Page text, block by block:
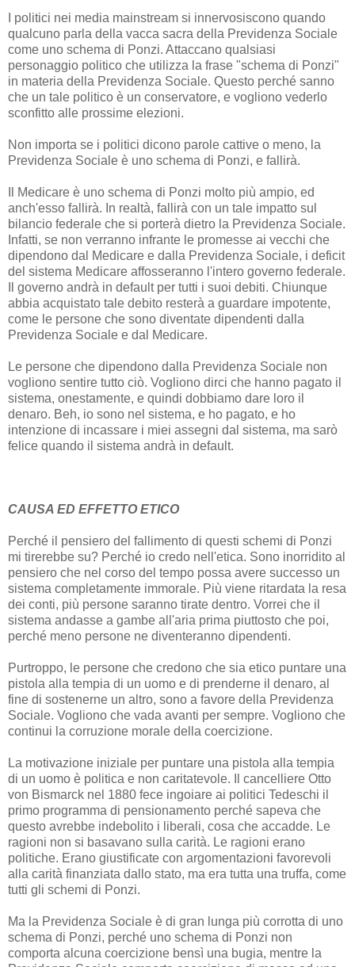
I politici nei media mainstream si innervosiscono quando
qualcuno parla della vacca sacra della Previdenza Sociale
come uno schema di Ponzi. Attaccano qualsiasi
personaggio politico che utilizza la frase "schema di Ponzi"
in materia della Previdenza Sociale. Questo perché sanno
che un tale politico è un conservatore, e vogliono vederlo
sconfitto alle prossime elezioni.
Non importa se i politici dicono parole cattive o meno, la
Previdenza Sociale è uno schema di Ponzi, e fallirà.
Il Medicare è uno schema di Ponzi molto più ampio, ed
anch'esso fallirà. In realtà, fallirà con un tale impatto sul
bilancio federale che si porterà dietro la Previdenza Sociale.
Infatti, se non verranno infrante le promesse ai vecchi che
dipendono dal Medicare e dalla Previdenza Sociale, i deficit
del sistema Medicare affosseranno l'intero governo federale.
Il governo andrà in default per tutti i suoi debiti. Chiunque
abbia acquistato tale debito resterà a guardare impotente,
come le persone che sono diventate dipendenti dalla
Previdenza Sociale e dal Medicare.
Le persone che dipendono dalla Previdenza Sociale non
vogliono sentire tutto ciò. Vogliono dirci che hanno pagato il
sistema, onestamente, e quindi dobbiamo dare loro il
denaro. Beh, io sono nel sistema, e ho pagato, e ho
intenzione di incassare i miei assegni dal sistema, ma sarò
felice quando il sistema andrà in default.
CAUSA ED EFFETTO ETICO
Perché il pensiero del fallimento di questi schemi di Ponzi
mi tirerebbe su? Perché io credo nell'etica. Sono inorridito al
pensiero che nel corso del tempo possa avere successo un
sistema completamente immorale. Più viene ritardata la resa
dei conti, più persone saranno tirate dentro. Vorrei che il
sistema andasse a gambe all'aria prima piuttosto che poi,
perché meno persone ne diventeranno dipendenti.
Purtroppo, le persone che credono che sia etico puntare una
pistola alla tempia di un uomo e di prenderne il denaro, al
fine di sostenerne un altro, sono a favore della Previdenza
Sociale. Vogliono che vada avanti per sempre. Vogliono che
continui la corruzione morale della coercizione.
La motivazione iniziale per puntare una pistola alla tempia
di un uomo è politica e non caritatevole. Il cancelliere Otto
von Bismarck nel 1880 fece ingoiare ai politici Tedeschi il
primo programma di pensionamento perché sapeva che
questo avrebbe indebolito i liberali, cosa che accadde. Le
ragioni non si basavano sulla carità. Le ragioni erano
politiche. Erano giustificate con argomentazioni favorevoli
alla carità finanziata dallo stato, ma era tutta una truffa, come
tutti gli schemi di Ponzi.
Ma la Previdenza Sociale è di gran lunga più corrotta di uno
schema di Ponzi, perché uno schema di Ponzi non
comporta alcuna coercizione bensì una bugia, mentre la